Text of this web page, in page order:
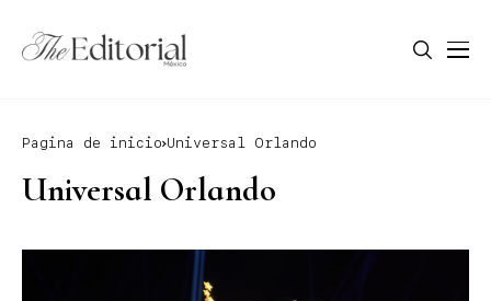
Pagina de inicio Universal Orlando
Universal Orlando